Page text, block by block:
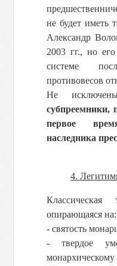
не будет иметь
Александр
2003 гг., но
системе
противовесов
Не
субпреемники,
первое
наследника
4.
Классическая
опирающаяся на:
- святость
- твердое
монархическому